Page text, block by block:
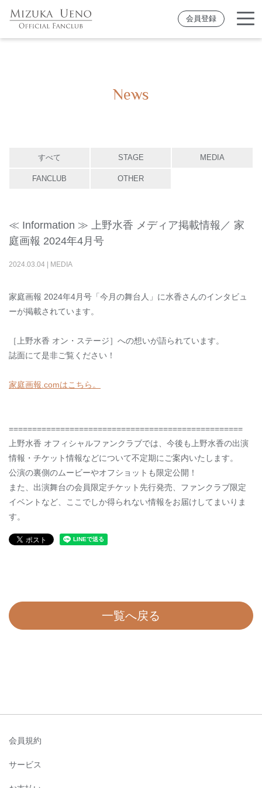
会員登録
News
すべて STAGE MEDIA
FANCLUB OTHER
≪ Information ≫ 上野水香 メディア掲載情報／ 家
庭画報 2024年4月号
2024.03.04 MEDIA
家庭画報 2024年4月号「今月の舞台人」に水香さんのインタビュ
ーが掲載されています。
［上野水香 オン・ステージ］への想いが語られています。
誌面にて是非ご覧ください！
家庭画報.comはこちら。
==================================================
上野水香 オフィシャルファンクラブでは、今後も上野水香の出演
情報・チケット情報などについて不定期にご案内いたします。
公演の裏側のムービーやオフショットも限定公開！
また、出演舞台の会員限定チケット先行発売、ファンクラブ限定
イベントなど、ここでしか得られない情報をお届けしてまいりま
す。
一覧へ戻る
会員規約
サービス